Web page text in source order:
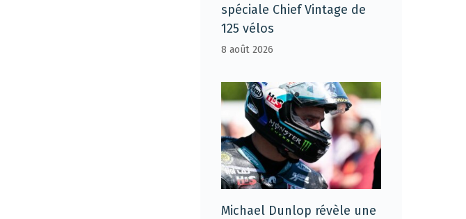
spéciale Chief Vintage de
125 vélos
8 août 2026
Michael Dunlop révèle une